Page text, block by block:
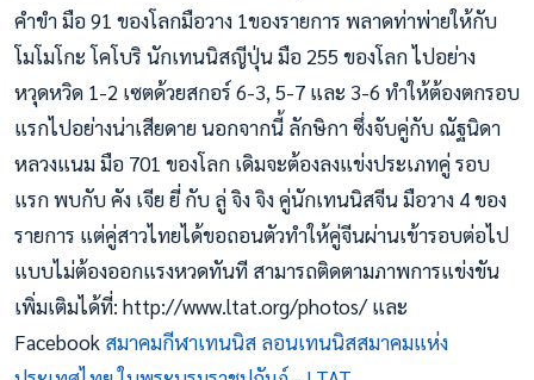
คำขำ มือ 91 ของโลกมือวาง 1ของรายการ พลาดท่าพ่ายให้กับ
โมโมโกะ โคโบริ นักเทนนิสญีปุ่น มือ 255 ของโลก ไปอย่าง
หวุดหวิด 1-2 เซตด้วยสกอร์ 6-3, 5-7 และ 3-6 ทำให้ต้องตกรอบ
แรกไปอย่างน่าเสียดาย นอกจากนี้ ลักษิกา ซึ่งจับคู่กับ ณัฐนิดา
หลวงแนม มือ 701 ของโลก เดิมจะต้องลงแข่งประเภทคู่ รอบ
แรก พบกับ คัง เจีย ยี่ กับ ลู่ จิง จิง คู่นักเทนนิสจีน มือวาง 4 ของ
รายการ แต่คู่สาวไทยได้ขอถอนตัวทำให้คู่จีนผ่านเข้ารอบต่อไป
แบบไม่ต้องออกแรงหวดทันที สามารถติดตามภาพการแข่งขัน
เพิ่มเติมได้ที่: http://www.ltat.org/photos/ และ
Facebook สมาคมกีฬาเทนนิส ลอนเทนนิสสมาคมแห่ง